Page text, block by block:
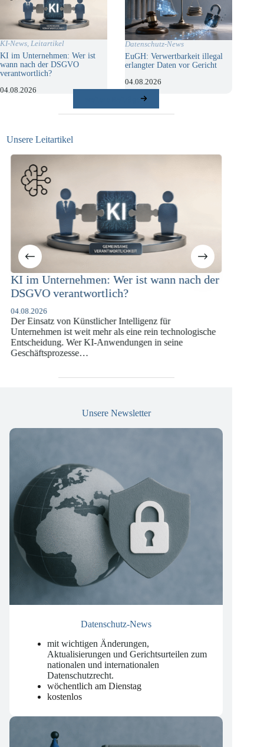
KI-News Leitartikel
KI im Unternehmen: Wer ist
wann nach der DSGVO
verantwortlich?
04.08.2026
Datenschutz-News
EuGH: Verwertbarkeit illegal
erlangter Daten vor Gericht
04.08.2026
Unsere Leitartikel
nach der
für
seine
KI-Compliance in der
Versicherungswirtschaft mit DORA,
07.07.2026
Die europäische Digitalregulierung hat in den
vergangenen Jahren eine enorme Komplexität
die insbesondere Unternehmen der Finanz- und
Unsere Newsletter
Datenschutz-News
mit wichtigen Änderungen,
Aktualisierungen und Gerichtsurteilen zum
nationalen und internationalen
Datenschutzrecht.
wöchentlich am Dienstag